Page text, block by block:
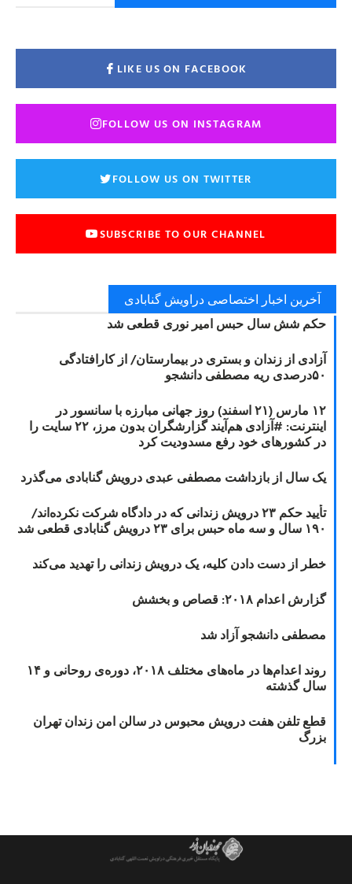
LIKE US ON FACEBOOK
FOLLOW US ON INSTAGRAM
FOLLOW US ON TWITTER
SUBSCRIBE TO OUR CHANNEL
آخرین اخبار اختصاصی دراویش گنابادی
حکم شش سال حبس امیر نوری قطعی شد
آزادی از زندان و بستری در بیمارستان/ از کارافتادگی
۵۰درصدی ریه مصطفی دانشجو
۱۲ مارس (۲۱ اسفند) روز جهانی مبارزه با سانسور در
اینترنت: #آزادی هم‌آیند گزارشگران‌ بدون مرز، ۲۲ سایت را
در کشورهای خود رفع مسدودیت کرد
یک سال از بازداشت مصطفی عبدی درویش گنابادی می‌گذرد
تأیید حکم ۲۳ درویش زندانی که در دادگاه شرکت نکرده‌اند/
۱۹۰ سال و سه ماه حبس برای ۲۳ درویش گنابادی قطعی شد
خطر از دست دادن کلیه، یک درویش زندانی را تهدید می‌کند
گزارش اعدام ۲۰۱۸: قصاص و بخشش
مصطفی دانشجو آزاد شد
روند اعدام‌ها در ماه‌های مختلف ۲۰۱۸، دوره‌ی روحانی و ۱۴
سال گذشته
قطع تلفن هفت درویش محبوس در سالن امن زندان تهران
بزرگ